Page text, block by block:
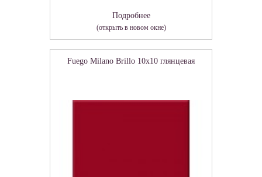
Подробнее
(открыть в новом окне)
Fuego Milano Brillo 10x10 глянцевая